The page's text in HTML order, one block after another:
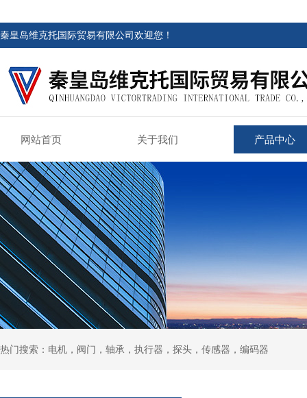
秦皇岛维克托国际贸易有限公司欢迎您！
网站首页 关于我们 产品中心
热门搜索：电机，阀门，轴承，执行器，探头，传感器，编码器